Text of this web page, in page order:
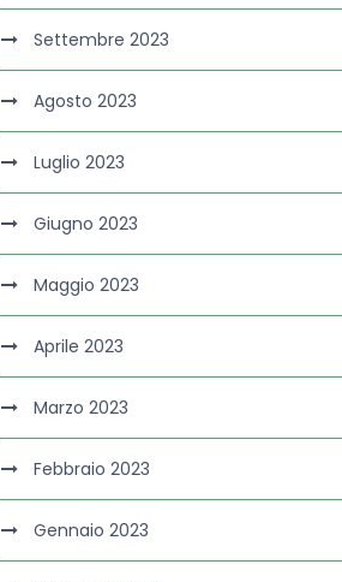
Settembre 2023
Agosto 2023
Luglio 2023
Giugno 2023
Maggio 2023
Aprile 2023
Marzo 2023
Febbraio 2023
Gennaio 2023